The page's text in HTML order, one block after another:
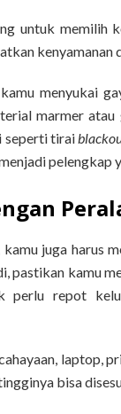
untuk memilih
kenyamanan
menyukai
marmer
seperti tirai
pelengkap
kamu juga harus
pastikan kamu
perlu repot
laptop,
bisa